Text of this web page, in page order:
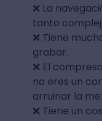
❌ La
tanto
❌ Tiene
grabar.
❌ El
no eres un
arruinar la
❌ Tiene un